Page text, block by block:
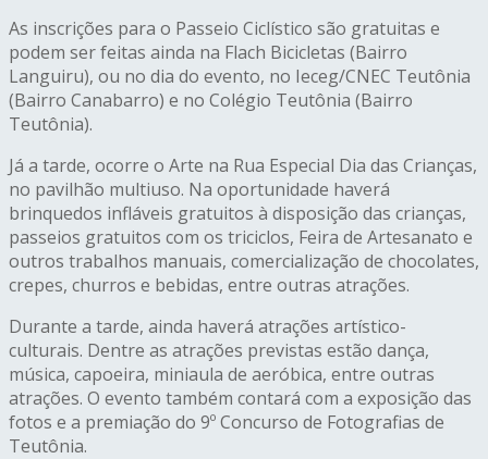
As inscrições para o Passeio Ciclístico são gratuitas e
podem ser feitas ainda na Flach Bicicletas (Bairro
Languiru), ou no dia do evento, no Ieceg/CNEC Teutônia
(Bairro Canabarro) e no Colégio Teutônia (Bairro
Teutônia).
Já a tarde, ocorre o Arte na Rua Especial Dia das Crianças,
no pavilhão multiuso. Na oportunidade haverá
brinquedos infláveis gratuitos à disposição das crianças,
passeios gratuitos com os triciclos, Feira de Artesanato e
outros trabalhos manuais, comercialização de chocolates,
crepes, churros e bebidas, entre outras atrações.
Durante a tarde, ainda haverá atrações artístico-
culturais. Dentre as atrações previstas estão dança,
música, capoeira, miniaula de aeróbica, entre outras
atrações. O evento também contará com a exposição das
fotos e a premiação do 9º Concurso de Fotografias de
Teutônia.